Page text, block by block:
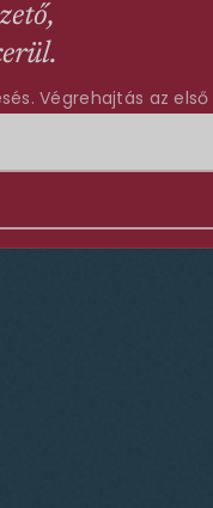
Végrehajtás az